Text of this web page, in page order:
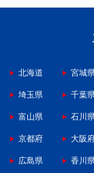
北海道 宮城県
埼玉県 千葉県
富山県 石川県
京都府 大阪
広島県 香川県